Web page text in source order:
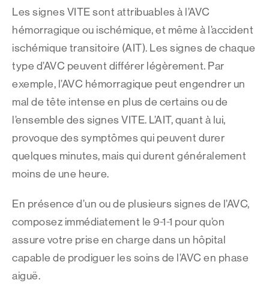
Les signes VITE sont attribuables à l’AVC
hémorragique ou ischémique, et même à l’accident
ischémique transitoire (AIT). Les signes de chaque
type d’AVC peuvent différer légèrement. Par
exemple, l’AVC hémorragique peut engendrer un
mal de tête intense en plus de certains ou de
l’ensemble des signes VITE. L’AIT, quant à lui,
provoque des symptômes qui peuvent durer
quelques minutes, mais qui durent généralement
moins de une heure.
En présence d’un ou de plusieurs signes de l’AVC,
composez immédiatement le 9-1-1 pour qu’on
assure votre prise en charge dans un hôpital
capable de prodiguer les soins de l’AVC en phase
aiguë.